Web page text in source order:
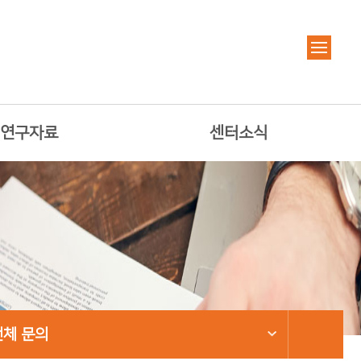
연구자료 센터소식
체 문의